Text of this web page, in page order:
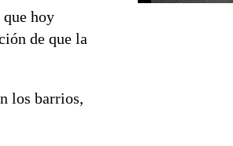
hoy
de que la
los barrios,